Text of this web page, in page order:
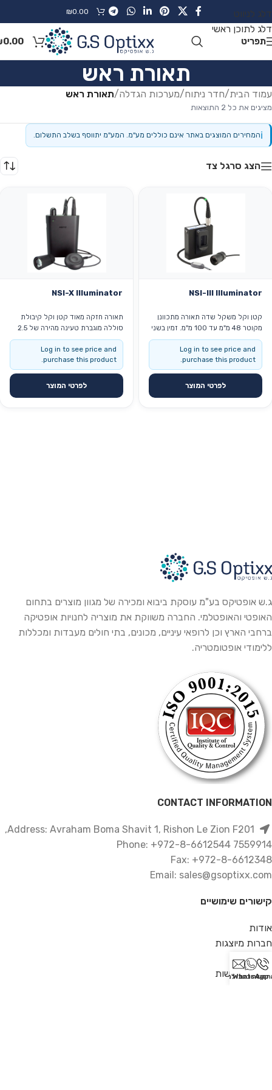
דלג לניווט
דלג לתוכן ראשי
₪0.00
תפריט 0.00
תאורת ראש
עמוד הבית/חדר ניתוח/מערכות הגדלה/תאורת ראש
מציגים את כל ⁦2⁩ התוצאות
ℹהמחירים המוצגים באתר אינם כוללים מע"מ. המע"מ יתווסף בשלב התשלום.
הצג סרגל צד
NSI-III Illuminator
קטן וקל משקל שדה תאורה מתכוונן
מקוטר 48 מ"מ עד 100 מ"מ. זמין בשני
צבעי תאורה: לבן קריר ולבן ניטרלי.
לפרטי המוצר
Log in to see price and
purchase this product.
NSI-X Illuminator
תאורה חזקה מאוד קטן וקל קיבולת
סוללה מוגברת טעינה מהירה של 2.5
שעות תאורה רציפה למשך כ. 3.5
שעות בעוצמת האור המקסימלית.
לפרטי המוצר
Log in to see price and
purchase this product.
ג.ש אופטיקס בע"מ עוסקת ביבוא ומכירה של מגוון מוצרים בתחום
האופטי והאופטלמי. החברה משווקת את מוצריה לחנויות אופטיקה
ברחבי הארץ וכן לרופאי עיניים, מכונים, בתי חולים מעבדות ומכללות
ללימודי אופטומטריה.
CONTACT INFORMATION
7559914 Phone: +972-8-6612544
Fax: +972-8-6612348
Email: sales@gsoptixx.com
קישורים שימושיים
אודות
חברות מיוצגות
צור קשר
הצהרת נגישות
WhatsApp
כתבו לנו